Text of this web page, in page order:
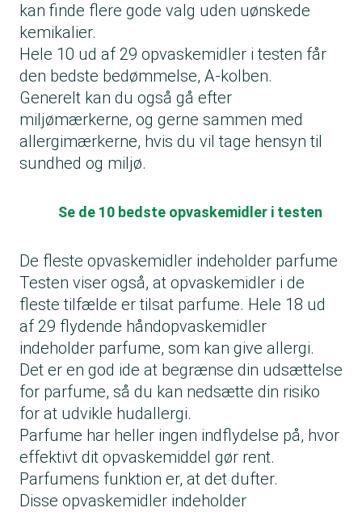
kan finde flere gode valg uden uønskede
kemikalier.
Hele 10 ud af 29 opvaskemidler i testen får
den bedste bedømmelse, A-kolben.
Generelt kan du også gå efter
miljømærkerne, og gerne sammen med
allergimærkerne, hvis du vil tage hensyn til
sundhed og miljø.
Se de 10 bedste opvaskemidler i testen
De fleste opvaskemidler indeholder parfume
Testen viser også, at opvaskemidler i de
fleste tilfælde er tilsat parfume. Hele 18 ud
af 29 flydende håndopvaskemidler
indeholder parfume, som kan give allergi.
Det er en god ide at begrænse din udsættelse
for parfume, så du kan nedsætte din risiko
for at udvikle hudallergi.
Parfume har heller ingen indflydelse på, hvor
effektivt dit opvaskemiddel gør rent.
Parfumens funktion er, at det dufter.
Disse opvaskemidler indeholder